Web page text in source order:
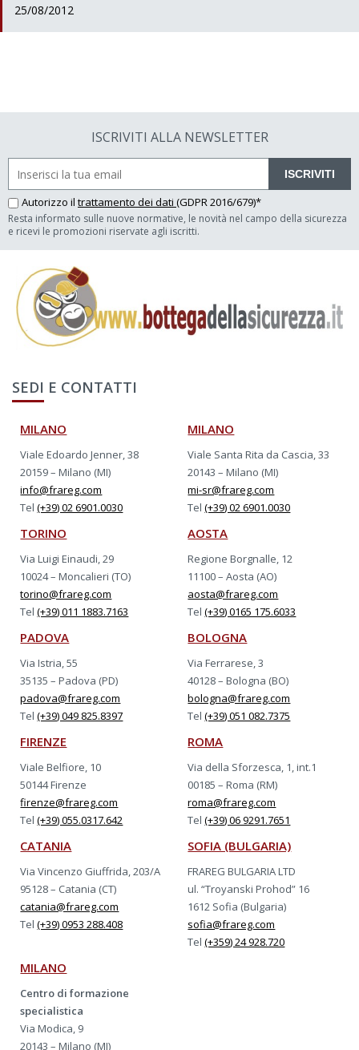
25/08/2012
ISCRIVITI ALLA NEWSLETTER
ISCRIVITI
Autorizzo il trattamento dei dati (GDPR 2016/679)*
Resta informato sulle nuove normative, le novità nel campo della sicurezza
e ricevi le promozioni riservate agli iscritti.
SEDI E CONTATTI
MILANO
Viale Edoardo Jenner, 38
20159 – Milano (MI)
info@frareg.com
Tel(+39) 02 6901.0030
MILANO
Viale Santa Rita da Cascia, 33
20143 – Milano (MI)
mi-sr@frareg.com
Tel(+39) 02 6901.0030
TORINO
Via Luigi Einaudi, 29
10024 – Moncalieri (TO)
torino@frareg.com
Tel(+39) 011 1883.7163
AOSTA
Regione Borgnalle, 12
11100 – Aosta (AO)
aosta@frareg.com
Tel(+39) 0165 175.6033
PADOVA
Via Istria, 55
35135 – Padova (PD)
padova@frareg.com
Tel(+39) 049 825.8397
BOLOGNA
Via Ferrarese, 3
40128 – Bologna (BO)
bologna@frareg.com
Tel(+39) 051 082.7375
FIRENZE
Viale Belfiore, 10
50144 Firenze
firenze@frareg.com
Tel(+39) 055.0317.642
ROMA
Via della Sforzesca, 1, int.1
00185 – Roma (RM)
roma@frareg.com
Tel(+39) 06 9291.7651
CATANIA
Via Vincenzo Giuffrida, 203/A
95128 – Catania (CT)
catania@frareg.com
Tel(+39) 0953 288.408
SOFIA (BULGARIA)
FRAREG BULGARIA LTD
ul. “Troyanski Prohod” 16
1612 Sofia (Bulgaria)
sofia@frareg.com
Tel(+359) 24 928.720
MILANO
Centro di formazione
specialistica
Via Modica, 9
20143 – Milano (MI)